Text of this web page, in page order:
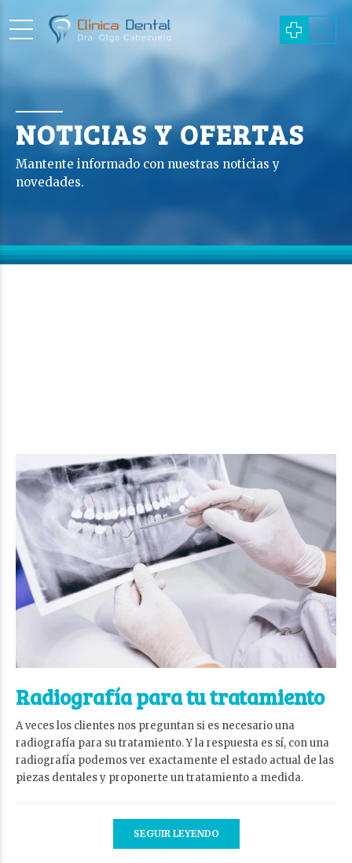
NOTICIAS Y OFERTAS
Mantente informado con nuestras noticias y
novedades.
Radiografía para tu tratamiento
A veces los clientes nos preguntan si es necesario una
radiografía para su tratamiento. Y la respuesta es sí, con una
radiografía podemos ver exactamente el estado actual de las
piezas dentales y proponerte un tratamiento a medida.
SEGUIR LEYENDO